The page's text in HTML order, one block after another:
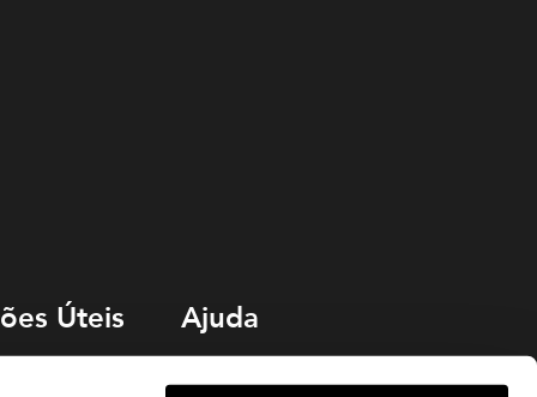
Úteis Ajuda
Livro de Reclamações